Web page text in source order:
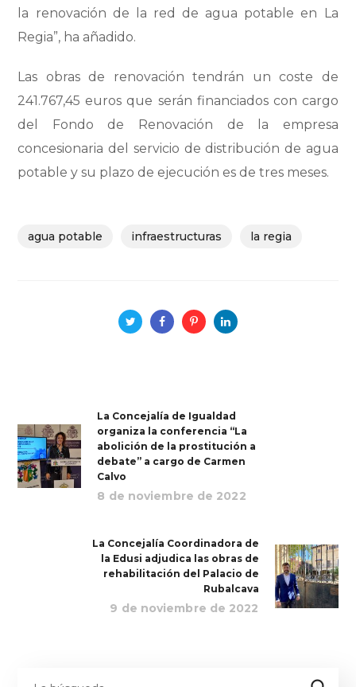
la renovación de la red de agua potable en La
Regia”, ha añadido.
Las obras de renovación tendrán un coste de
241.767,45 euros que serán financiados con cargo
del Fondo de Renovación de la empresa
concesionaria del servicio de distribución de agua
potable y su plazo de ejecución es de tres meses.
agua potable infraestructuras la regia
La Concejalía de Igualdad
organiza la conferencia “La
abolición de la prostitución a
debate” a cargo de Carmen
Calvo
8 de noviembre de 2022
La Concejalía Coordinadora de
la Edusi adjudica las obras de
rehabilitación del Palacio de
Rubalcava
9 de noviembre de 2022